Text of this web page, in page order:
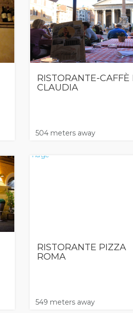
RISTORANTE-CAFFÈ
CLAUDIA
504 meters away
RISTORANTE PIZZA
ROMA
549 meters away